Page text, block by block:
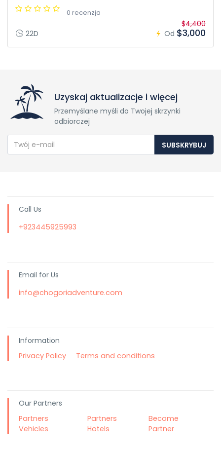
0 recenzja
22D Od
$4,400
$3,000
Uzyskaj aktualizacje i więcej
Przemyślane myśli do Twojej skrzynki
odbiorczej
SUBSKRYBUJ
Call Us
+923445925993
Email for Us
info@chogoriadventure.com
Information
Privacy Policy
Terms and conditions
Our Partners
Partners
Vehicles
Partners
Hotels
Become
Partner